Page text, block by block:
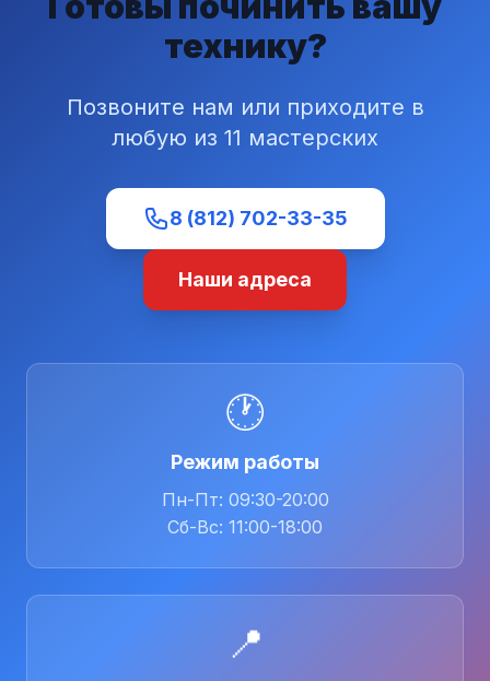
технику?
Позвоните нам или приходите в
любую из 11 мастерских
8 (812) 702-33-35
Наши адреса
🕐
Режим работы
Пн-Пт: 09:30-20:00
Сб-Вс: 11:00-18:00
📍